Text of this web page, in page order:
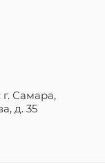
Самара,
д. 35